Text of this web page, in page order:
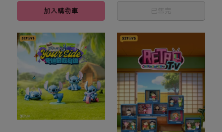
加入購物車 已售完